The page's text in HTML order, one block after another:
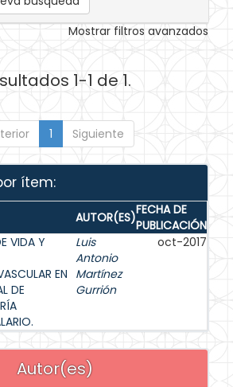
Mostrar filtros avanzados
1-1 de 1.
1 Siguiente
ítem:
AUTOR(ES)FECHA DE
PUBLICACIÓN
VIDA Y
EN
DE
Luis
Antonio
Martínez
Gurrión
oct-2017
Autor(es)